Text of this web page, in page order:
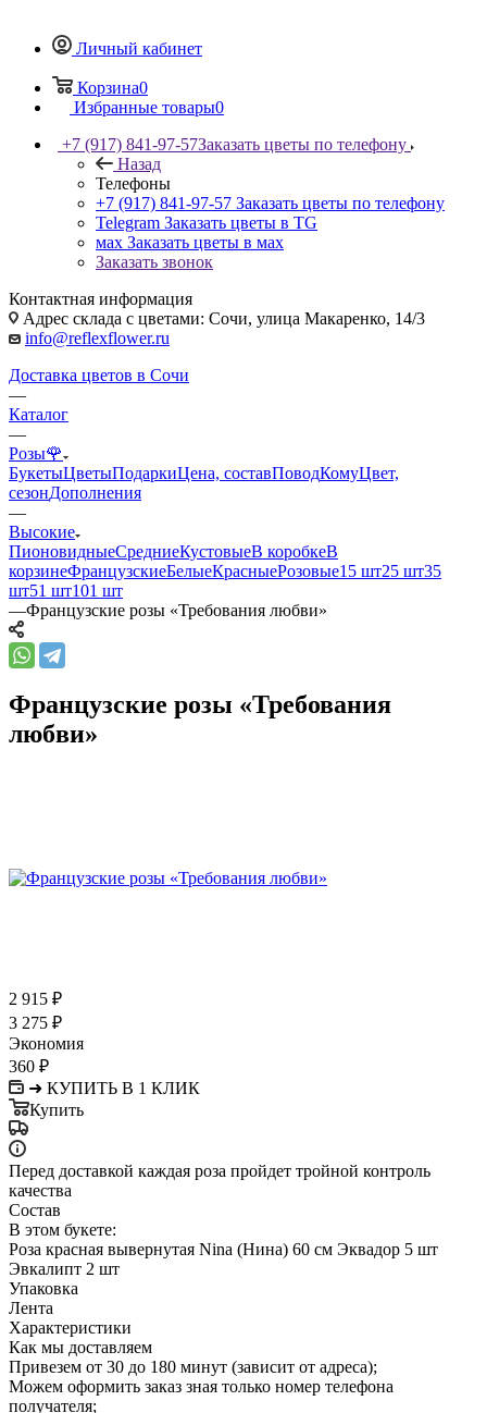
Личный кабинет
Корзина0
Избранные товары0
+7 (917) 841-97-57Заказать цветы по телефону
Назад
Телефоны
+7 (917) 841-97-57 Заказать цветы по телефону
Telegram Заказать цветы в TG
мах Заказать цветы в мах
Заказать звонок
Контактная информация
Адрес склада с цветами: Сочи, улица Макаренко, 14/3
info@reflexflower.ru
Доставка цветов в Сочи
—
Каталог
—
Розы🌹
БукетыЦветыПодаркиЦена, составПоводКомуЦвет,
сезонДополнения
—
Высокие
ПионовидныеСредниеКустовыеВ коробкеВ
корзинеФранцузскиеБелыеКрасныеРозовые15 шт25 шт35
шт51 шт101 шт
—Французские розы «Требования любви»
Французские розы «Требования
любви»
2 915 ₽
3 275 ₽
Экономия
360 ₽
➜ КУПИТЬ В 1 КЛИК
Купить
Перед доставкой каждая роза пройдет тройной контроль
качества
Состав
В этом букете:
Роза красная вывернутая Nina (Нина) 60 см Эквадор 5 шт
Эвкалипт 2 шт
Упаковка
Лента
Характеристики
Как мы доставляем
Привезем от 30 до 180 минут (зависит от адреса);
Можем оформить заказ зная только номер телефона
получателя;